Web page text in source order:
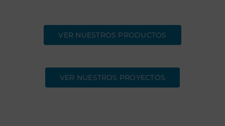
VER NUESTROS PRODUCTOS
VER NUESTROS PROYECTOS